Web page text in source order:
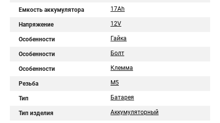
Емкость аккумулятора 17Ah
Напряжение 12V
Особенности Гайка
Особенности Болт
Особенности Клемма
Резьба М5
Тип Батарея
Тип изделия Аккумуляторный